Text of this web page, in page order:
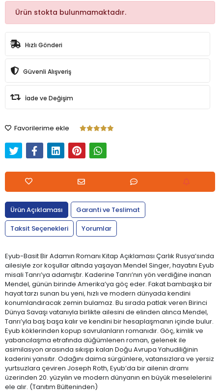
Ürün stokta bulunmamaktadır.
Hızlı Gönderi
Güvenli Alışveriş
İade ve Değişim
Favorilerime ekle
Ürün Açıklaması
Garanti ve Teslimat
Taksit Seçenekleri
Yorumlar
Eyub-Basit Bir Adamın Romanı Kitap Açıklaması Çarlık Rusya’sında
ailesiyle zor koşullar altında yaşayan Mendel Singer, hayatını Eyub
misali Tanrı’ya adamıştır. Kaderine Tanrı’nın yön verdiğine inanan
Mendel, günün birinde Amerika’ya göç eder. Fakat bambaşka bir
hayat tarzı sunan bu yeni, hızlı ve modern dünyada kendini
konumlandıracak zemin bulamaz. Bu sırada patlak veren Birinci
Dünya Savaşı vatanıyla birlikte ailesini de elinden alınca Mendel,
Tanrı’yla baş başa kalır ve kendini bir hesaplaşmanın içinde bulur.
Eyub köklerinden kopup savrulanların romanıdır. Göç, kimlik ve
yabancılaşma etrafında düğümlenen roman, gelenek ile
asimilasyon arasında sıkışıp kalan Doğu Avrupa Yahudiliğinin
kaderini yansıtır. Odağını daima sürgünlere, vatansızlara ve yersiz
yurtsuzlara çeviren Joseph Roth, Eyub’da bir ailenin dramı
üzerinden 20. yüzyılın ve modern dünyanın en büyük meselelerini
ele alır. (Tanıtım Bülteninden)